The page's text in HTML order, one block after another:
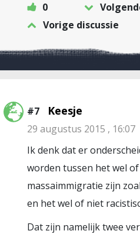
0
Vorige discussie
#7 Keesje
29 augustus 2015 , 16:07
Ik denk dat er
worden tussen het wel
massaimmigratie zijn
en het wel of niet
Dat zijn namelijk twee